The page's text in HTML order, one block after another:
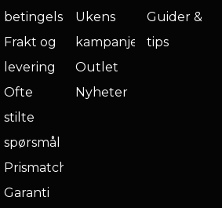
betingelser
Frakt og
levering
Ofte
stilte
spørsmål
Prismatch
Garanti
Ukens
kampanje
Outlet
Nyheter
Guider &
tips